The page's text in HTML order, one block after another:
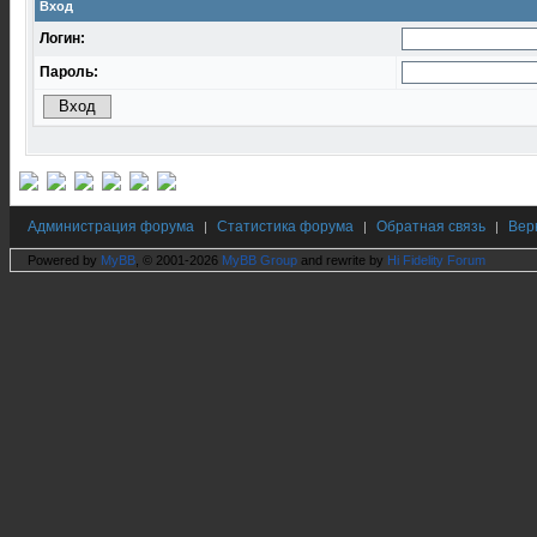
Вход
Логин:
Пароль:
Администрация форума | Статистика форума | Обратная связь |
Powered by MyBB , © 2001-2026 MyBB Group and rewrite by Hi Fidelity Forum